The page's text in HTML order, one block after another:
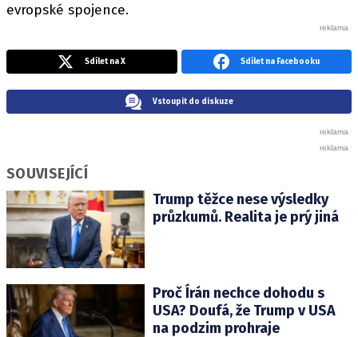
evropské spojence.
Sdílet na X Sdílet na Facebooku
Vstoupit do diskuze
SOUVISEJÍCÍ
Trump těžce nese výsledky
průzkumů. Realita je prý jiná
Proč Írán nechce dohodu s
USA? Doufá, že Trump v USA
na podzim prohraje